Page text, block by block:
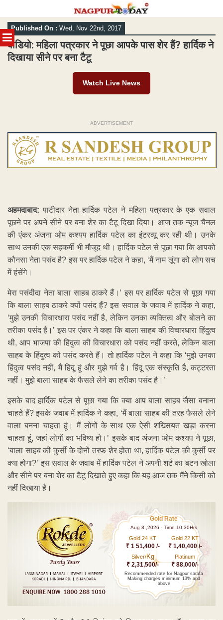
MENU
Skip
to
content
Published On : Wed, Nov 22nd, 2017
वीडियो: महिला पत्रकार ने पूछा आपके पास शेर हैं? हार्दिक ने
दिखाया सीने पर बना टैटू
Watch Live News
ADVERTISEMENT
अहमदाबाद: पाटीदार नेता हार्दिक पटेल ने महिला पत्रकार के एक सवाल
पूछने पर अपने सीने पर बना शेर का टैटू दिखा दिया। आज तक न्यूज चैनल
की एंकर अंजना ओम कश्यप हार्दिक पटेल का इंटरव्यू कर रही थी। उनके
साथ उनकी एक सहकर्मी भी मौजूद थी। हार्दिक पटेल से पूछा गया कि आपको
कौनसा नेता पसंद है? इस पर हार्दिक पटेल ने कहा, ‘मैं नाम लूंगा को लोग सच
में हंसेंगे।
मेरा पसंदीदा नेता बाला साहब ठाकरे हैं।’ इस पर हार्दिक पटेल से पूछा गया
कि बाला साहब ठाकरे क्यों पसंद हैं? इस सवाल के जवाब में हार्दिक ने कहा,
‘मुझे उनकी विचारधारा पसंद नहीं है, लेकिन उनका व्यक्तित्व और बोलने का
तरीका पसंद है।’ इस पर एंकर ने कहा कि बाला साहब की विचारधारा हिंदुत्व
थी, आप भाजपा की हिंदुत्व की विचारधारा को पसंद नहीं करते, लेकिन बाला
साहब के हिंदुत्व को पसंद करते हैं। तो हार्दिक पटेल ने कहा कि ‘मुझे उनका
हिंदुत्व पसंद नहीं, मैं हिंदू हूं और मुझे गर्व है। हिंदू एक संस्कृति है, कट्टरता
नहीं। मुझे बाला साहब के फैसले लेने का तरीका पसंद है।’
इसके बाद हार्दिक पटेल से पूछा गया कि क्या आप बाला साहब जैसा बनाना
चाहते हैं? इसके जवाब में हार्दिक ने कहा, ‘मैं बाला साहब की तरह फैसले लेने
वाला बनना चाहता हूं। मैं लोगों के साथ एक ऐसी शख्सियत खड़ा करना
चाहता हूं, जहां लोगों का भविष्य हो।’ इसके बाद अंजना ओम कश्यप ने पूछा,
‘बाला साहब की कुर्सी के दोनों तरफ शेर होता था, हार्दिक पटेल की कुर्सी पर
क्या होगा?’ इस सवाल के जवाब में हार्दिक पटेल ने अपनी शर्ट का बटन खोला
और सीने पर बना शेर का टैटू दिखाते हुए कहा कि यह आज तक मैंने किसी को
नहीं दिखाया है।
Gold Rate
Aug 8 ,2026 - Time 10.30Hrs
Gold 24 KT
₹ 1 51,400 /-
Gold 22 KT
₹ 1,40,400 /-
Silver/Kg
₹ 2,31,500/-
Platinum
₹ 88,000/-
Recommended rate for Nagpur sarafa
Making charges minimum 13% and
above